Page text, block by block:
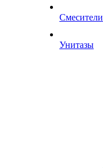
Смесители
Унитазы